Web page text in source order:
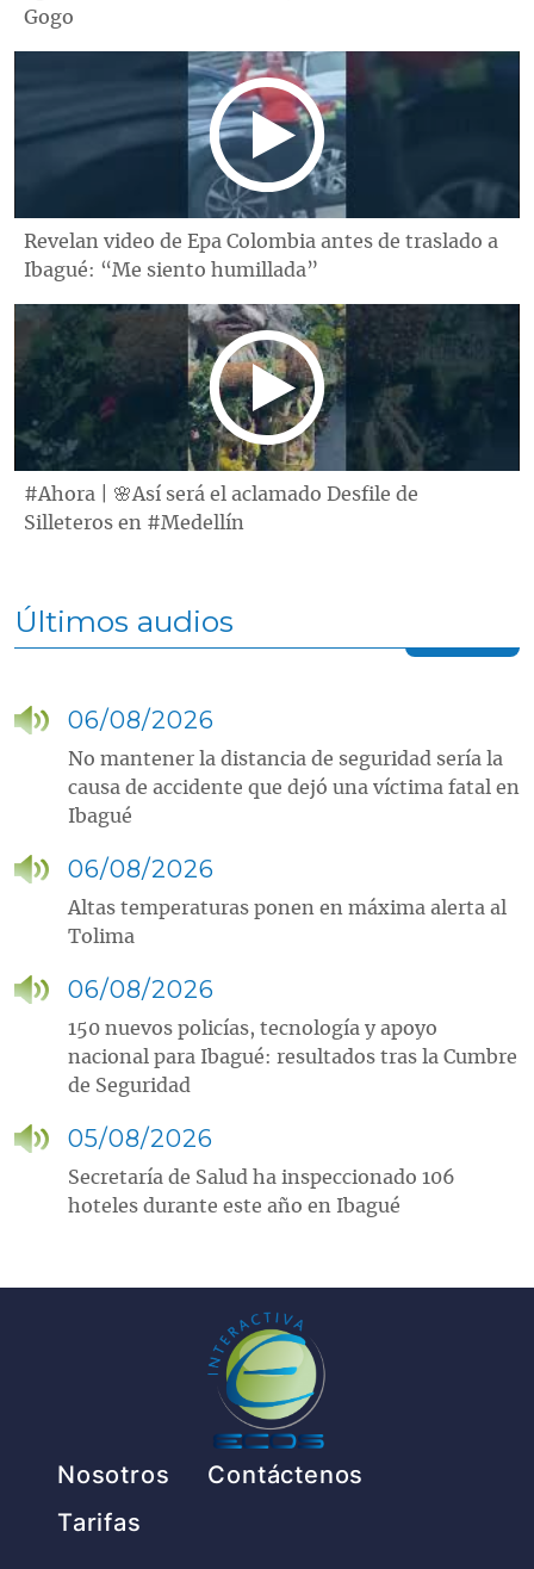
Gogo
Revelan video de Epa Colombia antes de traslado a
Ibagué: “Me siento humillada”
#Ahora | 🌸Así será el aclamado Desfile de
Silleteros en #Medellín
Últimos audios
06/08/2026
No mantener la distancia de seguridad sería la
causa de accidente que dejó una víctima fatal en
Ibagué
06/08/2026
Altas temperaturas ponen en máxima alerta al
Tolima
06/08/2026
150 nuevos policías, tecnología y apoyo
nacional para Ibagué: resultados tras la Cumbre
de Seguridad
05/08/2026
Secretaría de Salud ha inspeccionado 106
hoteles durante este año en Ibagué
Pie de página
Nosotros
Contáctenos
Tarifas